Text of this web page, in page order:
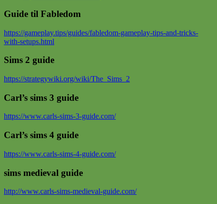
Guide til Fabledom
https://gameplay.tips/guides/fabledom-gameplay-tips-and-tricks-
with-setups.html
Sims 2 guide
https://strategywiki.org/wiki/The_Sims_2
Carl’s sims 3 guide
https://www.carls-sims-3-guide.com/
Carl’s sims 4 guide
https://www.carls-sims-4-guide.com/
sims medieval guide
http://www.carls-sims-medieval-guide.com/